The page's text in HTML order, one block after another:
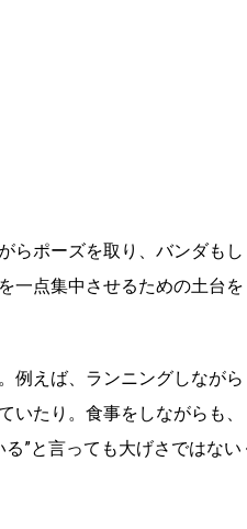
らポーズを取り、バンダもし
一点集中させるための土台を
例えば、ランニングしながら
たり。食事をしながらも、
”と言っても大げさではない